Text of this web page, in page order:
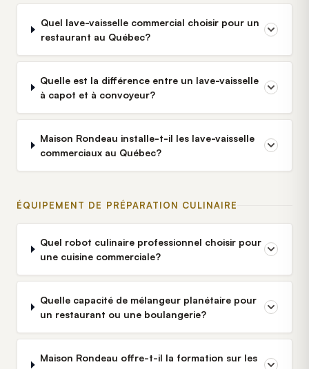
Quel lave-vaisselle commercial choisir pour un
restaurant au Québec?
Quelle est la différence entre un lave-vaisselle
à capot et à convoyeur?
Maison Rondeau installe-t-il les lave-vaisselle
commerciaux au Québec?
ÉQUIPEMENT DE PRÉPARATION CULINAIRE
Quel robot culinaire professionnel choisir pour
une cuisine commerciale?
Quelle capacité de mélangeur planétaire pour
un restaurant ou une boulangerie?
Maison Rondeau offre-t-il la formation sur les